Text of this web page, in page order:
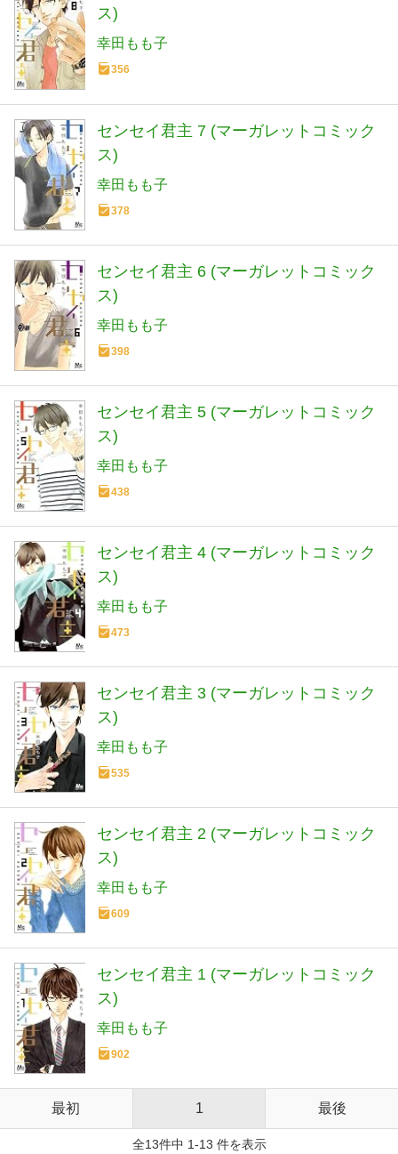
ス)
幸田もも子
356
センセイ君主 7 (マーガレットコミック
ス)
幸田もも子
378
センセイ君主 6 (マーガレットコミック
ス)
幸田もも子
398
センセイ君主 5 (マーガレットコミック
ス)
幸田もも子
438
センセイ君主 4 (マーガレットコミック
ス)
幸田もも子
473
センセイ君主 3 (マーガレットコミック
ス)
幸田もも子
535
センセイ君主 2 (マーガレットコミック
ス)
幸田もも子
609
センセイ君主 1 (マーガレットコミック
ス)
幸田もも子
902
最初 1 最後
全13件中 1-13 件を表示